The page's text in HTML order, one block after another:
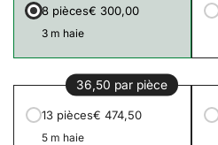
8 pièces€ 300,00
3 m haie
36,50 par pièce
13 pièces€ 474,50
5 m haie